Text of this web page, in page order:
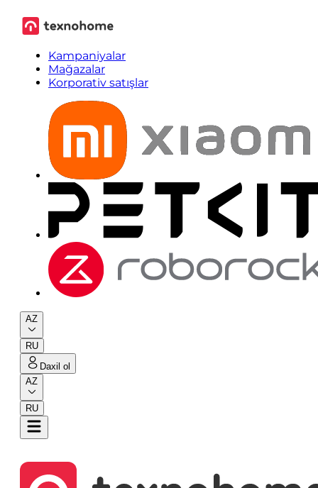
Kampaniyalar
Mağazalar
Korporativ satışlar
AZ
RU
Daxil ol
AZ
RU